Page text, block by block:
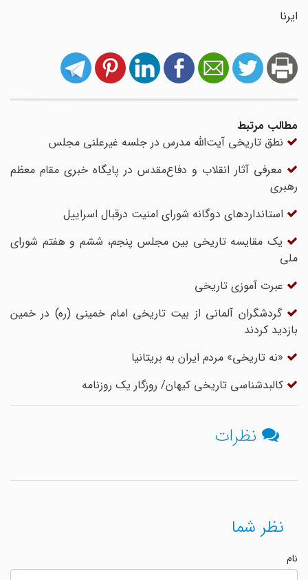
ایرنا
مطالب مرتبط
نطق تاریخی آیت‌الله مدرس در جلسه غیرعلنی مجلس
معرفی آثار انقلاب و دفاع‌مقدس در پایگاه خبری مقام معظم
رهبری
استانداردهای دوگانه شورای امنیت درقبال اسراییل
یک مقایسه تاریخی بین مجلس پنجم، ششم و هفتم شورای
ملی
عبرت آموزی تاریخی
گردشگران آلمانی از بیت تاریخی امام خمینی (ره) در خمین
بازدید کردند
«نه تاریخی» مردم ایران به بریتانیا
کالبد‌شناسی تاریخی کیهان/ روزگار یک روزنامه
نظرات
نظر شما